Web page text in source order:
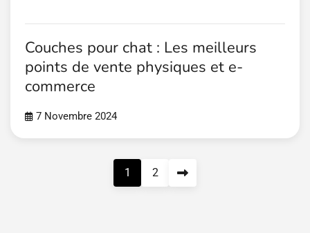
Couches pour chat : Les meilleurs
points de vente physiques et e-
commerce
7 Novembre 2024
1 2